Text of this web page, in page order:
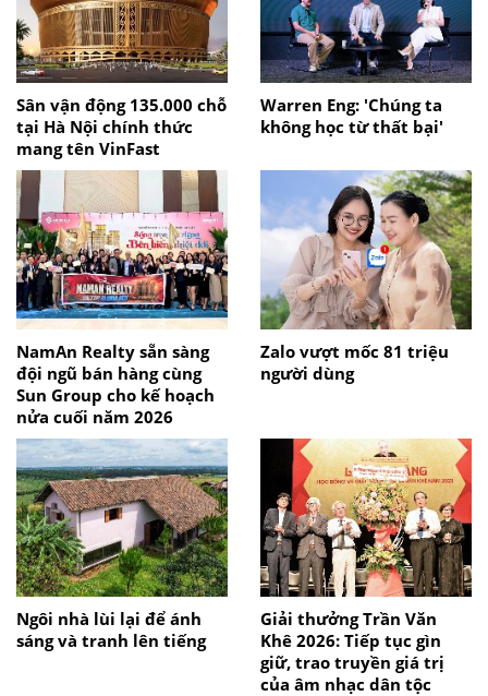
Sân vận động 135.000 chỗ
tại Hà Nội chính thức
mang tên VinFast
Warren Eng: 'Chúng ta
không học từ thất bại'
NamAn Realty sẵn sàng
đội ngũ bán hàng cùng
Sun Group cho kế hoạch
nửa cuối năm 2026
Zalo vượt mốc 81 triệu
người dùng
Ngôi nhà lùi lại để ánh
sáng và tranh lên tiếng
Giải thưởng Trần Văn
Khê 2026: Tiếp tục gìn
giữ, trao truyền giá trị
của âm nhạc dân tộc